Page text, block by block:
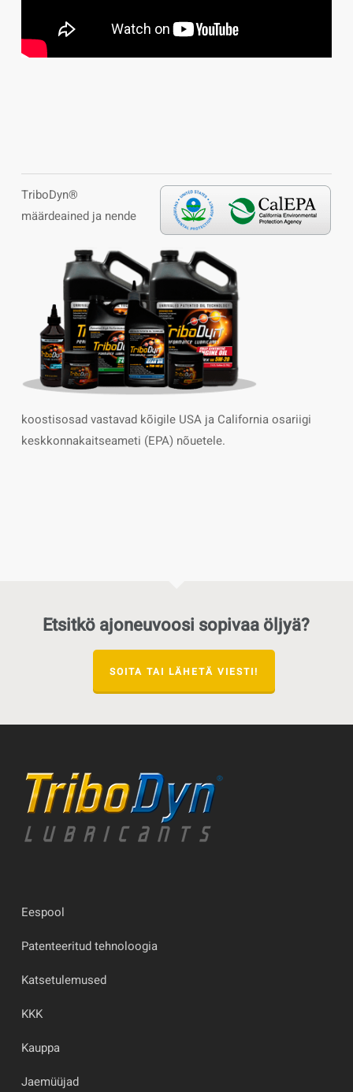
TriboDyn®
määrdeained ja nende
koostisosad vastavad kõigile USA ja California osariigi
keskkonnakaitseameti (EPA) nõuetele.
Etsitkö ajoneuvoosi sopivaa öljyä?
SOITA TAI LÄHETÄ VIESTI!
Eespool
Patenteeritud tehnoloogia
Katsetulemused
KKK
Kauppa
Jaemüüjad